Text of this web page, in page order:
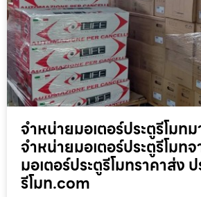
จำหน่ายมอเตอร์ประตูรีโมท
จำหน่ายมอเตอร์ประตูรีโมท
มอเตอร์ประตูรีโมทราคาส่ง ป
รีโมท.com